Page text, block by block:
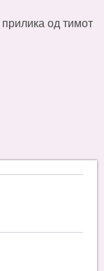
од тимот